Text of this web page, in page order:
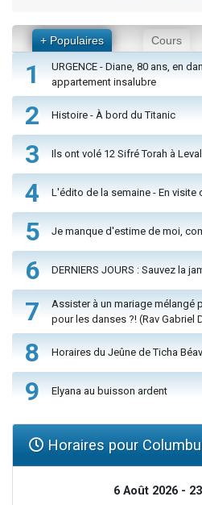
+ Populaires Cours
1
URGENCE - Diane, 80 ans, en
appartement insalubre
2 Histoire - À bord du Titanic
3 Ils ont volé 12 Sifré Torah à
4 L'édito de la semaine - En visite
5 Je manque d'estime de moi,
6 DERNIERS JOURS : Sauvez la
7
Assister à un mariage mélangé
pour les danses ?! (Rav Gabriel
8 Horaires du Jeûne de Ticha Béav
9 Elyana au buisson ardent
Horaires pour
6 Août 2026 -